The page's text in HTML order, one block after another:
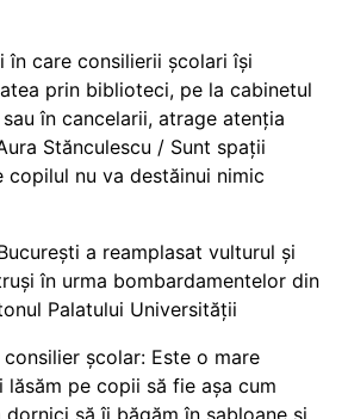
în care consilierii școlari își
prin biblioteci, pe la cabinetul
în cancelarii, atrage atenția
Stănculescu / Sunt spații
copilul nu va destăinui nimic
a reamplasat vulturul și
în urma bombardamentelor din
Palatului Universității
școlar: Este o mare
lăsăm pe copii să fie așa cum
dornici să îi băgăm în șabloane și